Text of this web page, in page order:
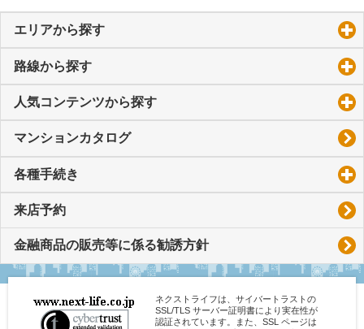
エリアから探す
路線から探す
人気コンテンツから探す
マンションカタログ
各種手続き
来店予約
金融商品の販売等に係る勧誘方針
ネクストライフは、サイバートラストの
SSL/TLS サーバー証明書により実在性が
認証されています。また、SSL ページは